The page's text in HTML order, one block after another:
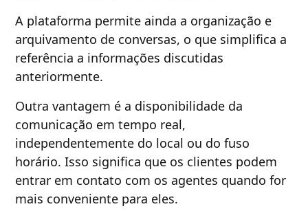
A plataforma permite ainda a organização e
arquivamento de conversas, o que simplifica a
referência a informações discutidas
anteriormente.
Outra vantagem é a disponibilidade da
comunicação em tempo real,
independentemente do local ou do fuso
horário. Isso significa que os clientes podem
entrar em contato com os agentes quando for
mais conveniente para eles.